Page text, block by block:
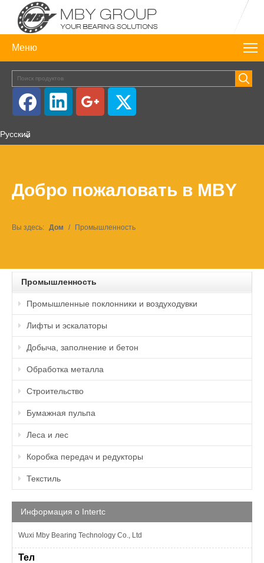
Меню
Pусский
Добро пожаловать в MBY
Вы здесь: Дом / Промышленность
Промышленность
Промышленные поклонники и воздуходувки
Лифты и эскалаторы
Добыча, заполнение и бетон
Обработка металла
Строительство
Бумажная пульпа
Леса и лес
Коробка передач и редукторы
Текстиль
Информация о Intertc
Wuxi Mby Bearing Technology Co., Ltd
Тел